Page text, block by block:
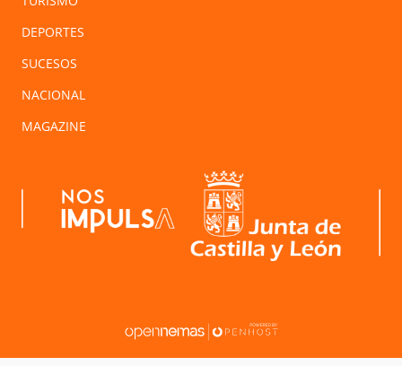
DEPORTES
SUCESOS
NACIONAL
MAGAZINE